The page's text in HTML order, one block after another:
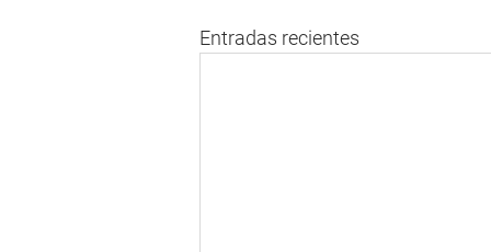
Entradas recientes